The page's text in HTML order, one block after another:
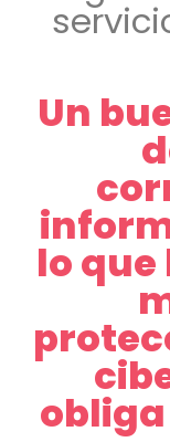
Un
lo